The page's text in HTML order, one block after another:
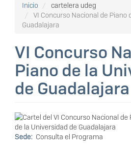
Inicio
cartelera udeg
VI Concurso Nacional de Piano
Guadalajara
VI Concurso
Piano de la
de Guadalajara
Sede Consulta el Programa